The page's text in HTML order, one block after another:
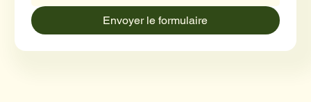
Envoyer le formulaire